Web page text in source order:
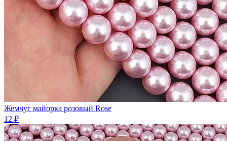
Жемчуг майорка розовый Rose
12 ₽